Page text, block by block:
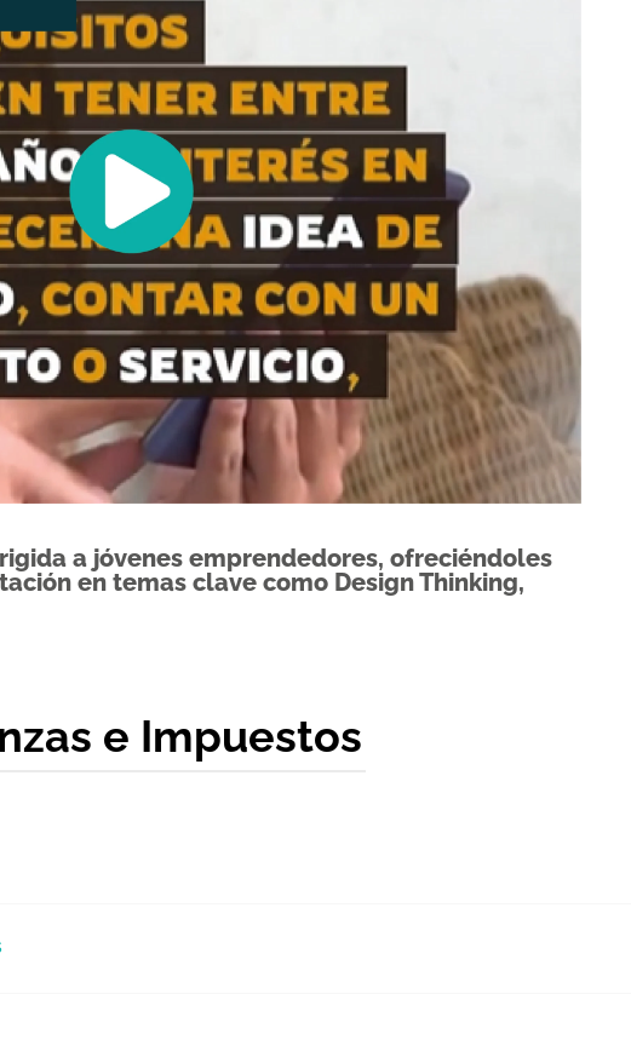
a jóvenes emprendedores, ofreciéndoles
en temas clave como Design Thinking,
e Impuestos